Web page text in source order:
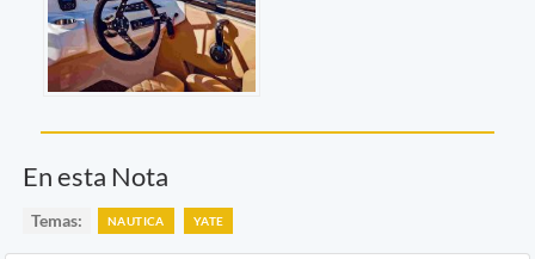
En esta Nota
Temas: NAUTICA YATE